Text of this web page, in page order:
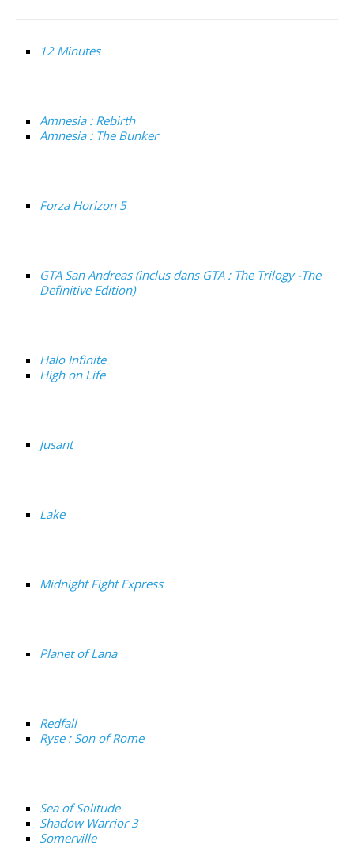
12 Minutes
Amnesia : Rebirth
Amnesia : The Bunker
Forza Horizon 5
GTA San Andreas (inclus dans GTA : The Trilogy -The
Definitive Edition)
Halo Infinite
High on Life
Jusant
Lake
Midnight Fight Express
Planet of Lana
Redfall
Ryse : Son of Rome
Sea of Solitude
Shadow Warrior 3
Somerville